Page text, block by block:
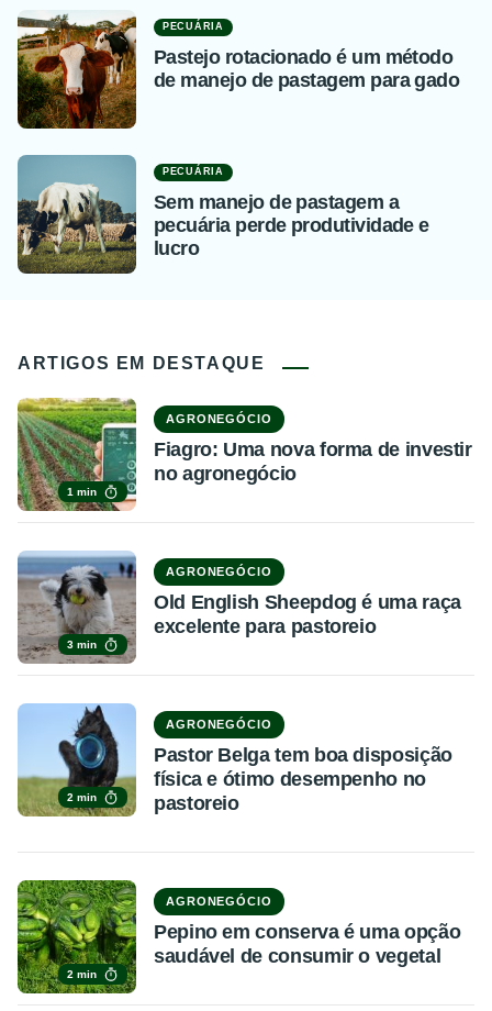
PECUÁRIA
Pastejo rotacionado é um método
de manejo de pastagem para gado
PECUÁRIA
Sem manejo de pastagem a
pecuária perde produtividade e
lucro
ARTIGOS EM DESTAQUE
1 min
AGRONEGÓCIO
Fiagro: Uma nova forma de investir
no agronegócio
3 min
AGRONEGÓCIO
Old English Sheepdog é uma raça
excelente para pastoreio
2 min
AGRONEGÓCIO
Pastor Belga tem boa disposição
física e ótimo desempenho no
pastoreio
2 min
AGRONEGÓCIO
Pepino em conserva é uma opção
saudável de consumir o vegetal